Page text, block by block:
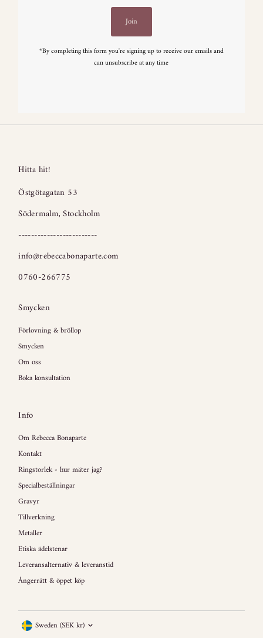
Join
*By completing this form you're signing up to receive our emails and
can unsubscribe at any time
Hitta hit!
Östgötagatan 53
Södermalm, Stockholm
-------------------------
info@rebeccabonaparte.com
0760-266775
Smycken
Förlovning & bröllop
Smycken
Om oss
Boka konsultation
Info
Om Rebecca Bonaparte
Kontakt
Ringstorlek - hur mäter jag?
Specialbeställningar
Gravyr
Tillverkning
Metaller
Etiska ädelstenar
Leveransalternativ & leveranstid
Ångerrätt & öppet köp
Currency
Sweden (SEK kr)